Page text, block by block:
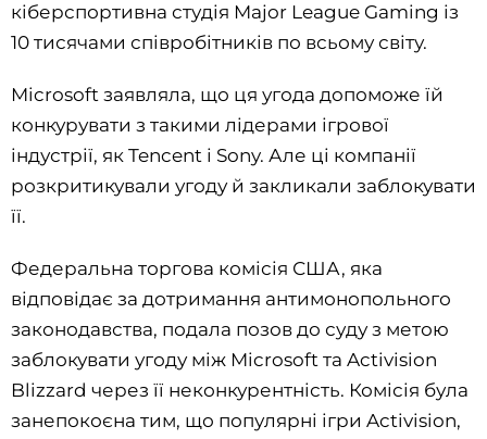
кіберспортивна студія Major League Gaming із
10 тисячами співробітників по всьому світу.
Microsoft заявляла, що ця угода допоможе їй
конкурувати з такими лідерами ігрової
індустрії, як Tencent і Sony. Але ці компанії
розкритикували угоду й закликали заблокувати
її.
Федеральна торгова комісія США, яка
відповідає за дотримання антимонопольного
законодавства, подала позов до суду з метою
заблокувати угоду між Microsoft та Activision
Blizzard через її неконкурентність. Комісія була
занепокоєна тим, що популярні ігри Activision,